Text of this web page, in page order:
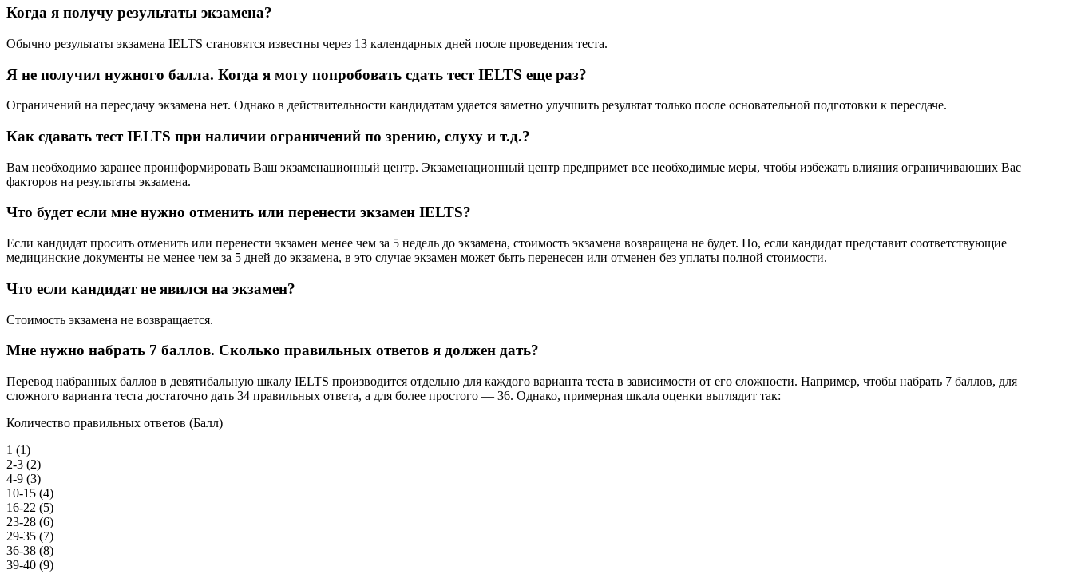
Когда я получу результаты экзамена?
Обычно результаты экзамена IELTS становятся известны через 13 календарных дней после проведения теста.
Я не получил нужного балла. Когда я могу попробовать сдать тест IELTS еще раз?
Ограничений на пересдачу экзамена нет. Однако в действительности кандидатам удается заметно улучшить результат только после основательной подготовки к пересдаче.
Как сдавать тест IELTS при наличии ограничений по зрению, слуху и т.д.?
Вам необходимо заранее проинформировать Ваш экзаменационный центр. Экзаменационный центр предпримет все необходимые меры, чтобы избежать влияния ограничивающих Вас
факторов на результаты экзамена.
Что будет если мне нужно отменить или перенести экзамен IELTS?
Если кандидат просить отменить или перенести экзамен менее чем за 5 недель до экзамена, стоимость экзамена возвращена не будет. Но, если кандидат представит соответствующие
медицинские документы не менее чем за 5 дней до экзамена, в это случае экзамен может быть перенесен или отменен без уплаты полной стоимости.
Что если кандидат не явился на экзамен?
Стоимость экзамена не возвращается.
Мне нужно набрать 7 баллов. Сколько правильных ответов я должен дать?
Перевод набранных баллов в девятибальную шкалу IELTS производится отдельно для каждого варианта теста в зависимости от его сложности. Например, чтобы набрать 7 баллов, для
сложного варианта теста достаточно дать 34 правильных ответа, а для более простого — 36. Однако, примерная шкала оценки выглядит так:
Количество правильных ответов (Балл)
1 (1)
2-3 (2)
4-9 (3)
10-15 (4)
16-22 (5)
23-28 (6)
29-35 (7)
36-38 (8)
39-40 (9)